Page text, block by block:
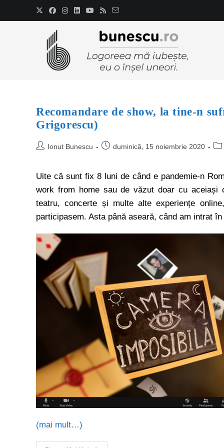
Recomandare de show, la tine-n
Grigorescu)
Ionut Bunescu duminică, 15 noiembrie 2020
Uite că sunt fix 8 luni de când e pandemie-n
work from home sau de văzut doar cu
teatru, concerte și multe alte experiențe
participasem. Asta până aseară, când am intrat în
(mai mult…)